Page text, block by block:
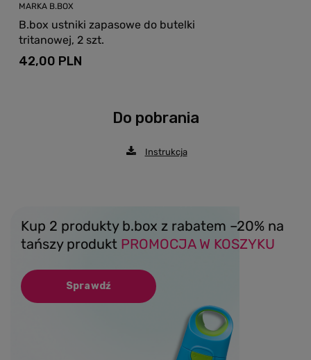
MARKA B.BOX
B.box ustniki zapasowe do butelki
tritanowej, 2 szt.
42,00 PLN
Do pobrania
Instrukcja
Kup 2 produkty b.box z rabatem –20% na
tańszy produkt PROMOCJA W KOSZYKU
Sprawdź